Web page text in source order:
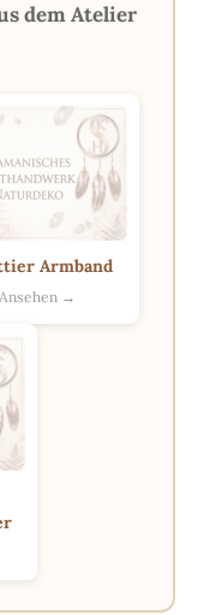
dem Atelier
Armband
Ansehen →